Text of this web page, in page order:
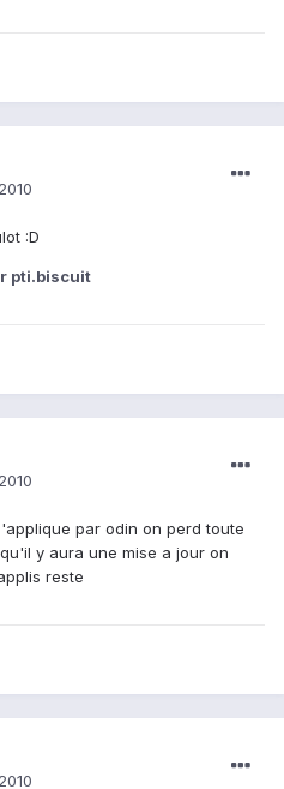
:D
pti.biscuit
par odin on perd toute
y aura une mise a jour on
reste